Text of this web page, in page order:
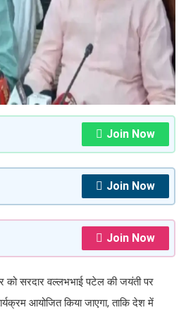
Join Now
Join Now
Join Now
को सरदार वल्लभभाई पटेल की जयंती पर
आयोजित किया जाएगा, ताकि देश में